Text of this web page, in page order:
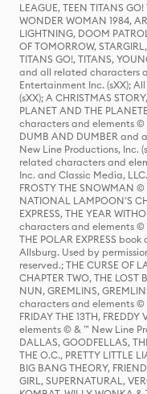
LEAGUE, TEEN TITANS
WONDER WOMAN 1984,
LIGHTNING, DOOM
OF TOMORROW,
TITANS GO!, TITANS,
and all related characters
Entertainment Inc. (sXX);
(sXX); A CHRISTMAS
PLANET AND THE
characters and elements ©
DUMB AND DUMBER
New Line Productions, Inc.
related characters and
Inc. and Classic Media,
FROSTY THE SNOWMAN
NATIONAL LAMPOON'S
EXPRESS, THE YEAR
characters and elements ©
THE POLAR EXPRESS
Allsburg. Used by
reserved.; THE CURSE OF
CHAPTER TWO, THE LOST
NUN, GREMLINS,
characters and elements ©
FRIDAY THE 13TH,
elements © & ™ New Line
DALLAS, GOODFELLAS,
THE O.C., PRETTY LITTLE
BIG BANG THEORY,
GIRL, SUPERNATURAL,